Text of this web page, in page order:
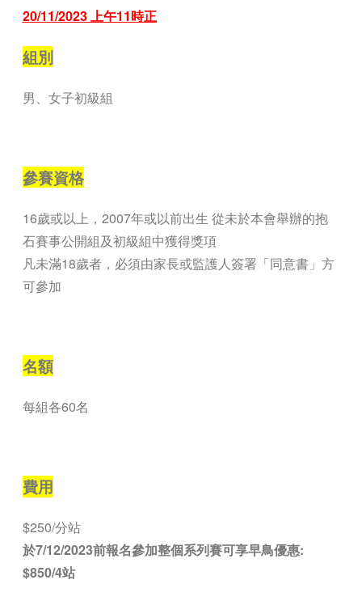
20/11/2023 上午11時正
組別
男、女子初級組
參賽資格
16歲或以上，2007年或以前出生 從未於本會舉辦的抱
石賽事公開組及初級組中獲得獎項
凡未滿18歲者，必須由家長或監護人簽署「同意書」方
可參加
名額
每組各60名
費用
$250/分站
於7/12/2023前報名參加整個系列賽可享早鳥優惠:
$850/4站